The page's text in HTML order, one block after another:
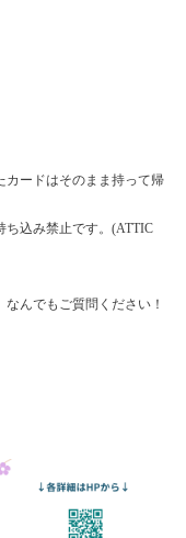
カードはそのまま持って帰
ち込み禁止です。(ATTIC
んでもご質問ください！